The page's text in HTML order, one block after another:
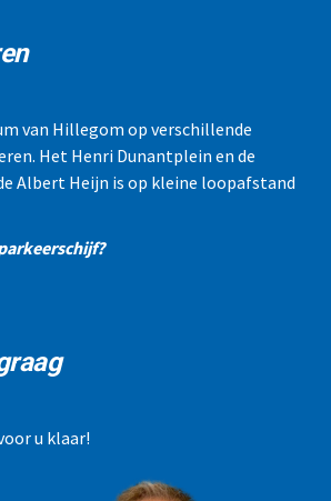
van Hillegom op verschillende
Het Henri Dunantplein en de
Albert Heijn is op kleine loopafstand
u klaar!